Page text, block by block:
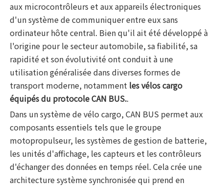
aux microcontrôleurs et aux appareils électroniques
d'un système de communiquer entre eux sans
ordinateur hôte central. Bien qu'il ait été développé à
l'origine pour le secteur automobile, sa fiabilité, sa
rapidité et son évolutivité ont conduit à une
utilisation généralisée dans diverses formes de
transport moderne, notamment les vélos cargo
équipés du protocole CAN BUS..
Dans un système de vélo cargo, CAN BUS permet aux
composants essentiels tels que le groupe
motopropulseur, les systèmes de gestion de batterie,
les unités d'affichage, les capteurs et les contrôleurs
d'échanger des données en temps réel. Cela crée une
architecture système synchronisée qui prend en